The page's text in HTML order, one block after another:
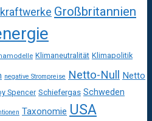
Großbritannien
Klimaneutralität Klimapolitik
negative Strompreise Netto-Null Netto
Spencer Schiefergas Schweden
Taxonomie USA